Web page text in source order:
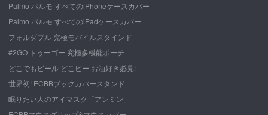
Palmo パルモ すべてのiPhoneケースカバー
Palmo パルモ すべてのiPadケースカバー
フォルダブル 究極モバイルスタインド
#2GO トゥーゴー 究極多機能ポーチ
どこでもビール どこビー お酒好き必見!
世界初! ECBBブックカバースタンド
眠りたい人のアイマスク「アンミン」